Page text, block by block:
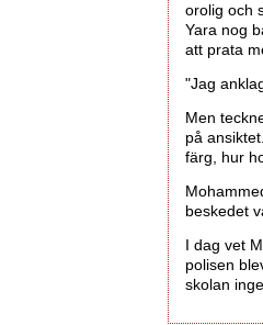
orolig och
Yara nog
att prata
"Jag
Men
på
färg, hur
beskedet
I dag vet
polisen
skolan